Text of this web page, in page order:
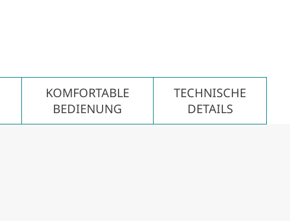
KOMFORTABLE
BEDIENUNG
TECHNISCHE
DETAILS